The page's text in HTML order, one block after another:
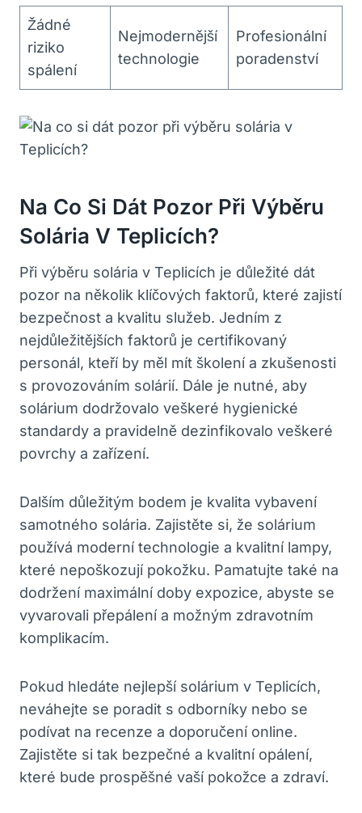
Žádné
riziko
spálení
Nejmodernější
technologie
Profesionální
poradenství
Na Co Si Dát Pozor Při Výběru
Solária V Teplicích?
Při výběru solária v Teplicích je důležité dát
pozor na několik klíčových faktorů, které zajistí
bezpečnost a kvalitu služeb. Jedním z
nejdůležitějších faktorů je certifikovaný
personál, kteří by měl mít školení a zkušenosti
s provozováním solárií. Dále je nutné, aby
solárium dodržovalo veškeré hygienické
standardy a pravidelně dezinfikovalo veškeré
povrchy a zařízení.
Dalším důležitým bodem je kvalita vybavení
samotného solária. Zajistěte si, že solárium
používá moderní technologie a kvalitní lampy,
které nepoškozují pokožku. Pamatujte také na
dodržení maximální doby expozice, abyste se
vyvarovali přepálení a možným zdravotním
komplikacím.
Pokud hledáte nejlepší solárium v Teplicích,
neváhejte se poradit s odborníky nebo se
podívat na recenze a doporučení online.
Zajistěte si tak bezpečné a kvalitní opálení,
které bude prospěšné vaší pokožce a zdraví.